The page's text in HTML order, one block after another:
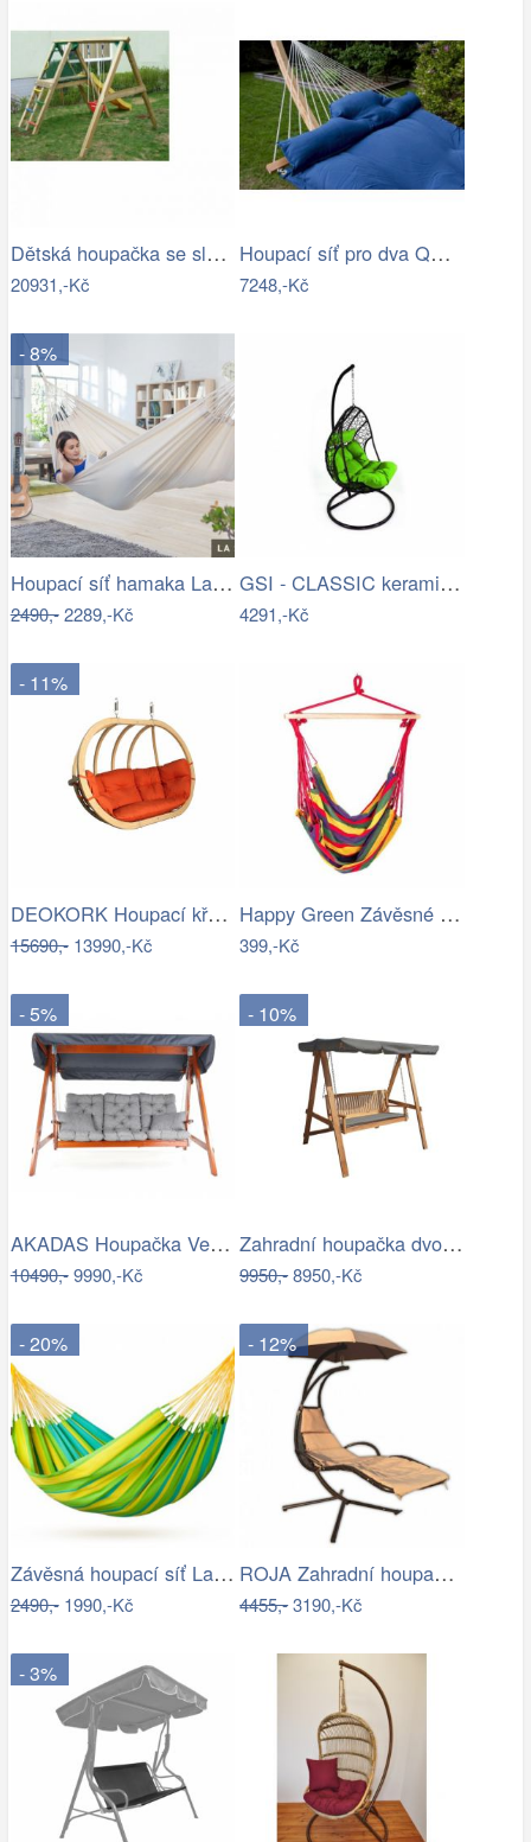
Dětská houpačka se sluzavkou - VK
20931,-Kč
Houpací síť pro dva QUEEN modrá
7248,-Kč
- 8%
Houpací síť hamaka La Siesta MODESTA -…
2490,-2289,-Kč
GSI - CLASSIC keramický sloup k…
4291,-Kč
- 11%
DEOKORK Houpací křeslo PETRA na…
15690,-13990,-Kč
Happy Green Závěsné houpací křeslo…
399,-Kč
- 5%
AKADAS Houpačka VeGA SOLTOU Mdum
10490,-9990,-Kč
- 10%
Zahradní houpačka dvoumístná CANNES
9950,-8950,-Kč
- 20%
Závěsná houpací síť La Siesta SONRISA -…
2490,-1990,-Kč
- 12%
ROJA Zahradní houpačka ZW 6119 - béžová
4455,-3190,-Kč
- 3%